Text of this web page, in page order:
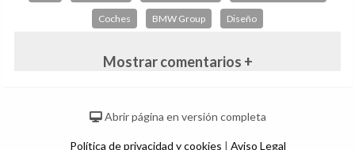
Coches BMW Group Diseño
Mostrar comentarios +
Abrir página en versión completa
Política de privacidad y cookies | Aviso Legal